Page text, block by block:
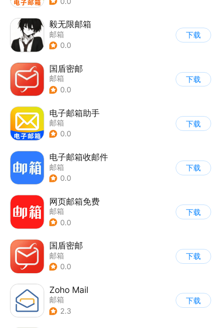
毅无限邮箱
邮箱
0.0
下载
国盾密邮
邮箱
0.0
下载
电子邮箱助手
邮箱
0.0
下载
电子邮箱收邮件
邮箱
0.0
下载
网页邮箱免费
邮箱
0.0
下载
国盾密邮
邮箱
0.0
下载
Zoho Mail
邮箱
2.3
下载